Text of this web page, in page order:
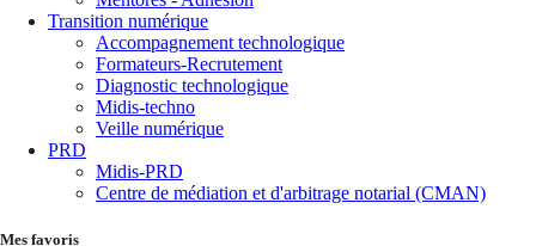
Transition numérique
Accompagnement technologique
Formateurs-Recrutement
Diagnostic technologique
Midis-techno
Veille numérique
PRD
Midis-PRD
Centre de médiation et d'arbitrage notarial (CMAN)
Mes favoris